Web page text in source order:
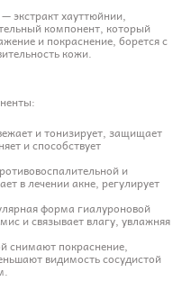
экстракт хауттюйнии,
компонент, который
и покраснение, борется с
кожи.
и тонизирует, защищает
и способствует
и
в лечении акне, регулирует
форма гиалуроновой
и связывает влагу, увлажняя
снимают покраснение,
видимость сосудистой